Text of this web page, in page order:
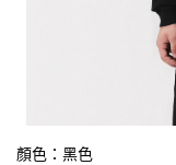
顏色：黑色